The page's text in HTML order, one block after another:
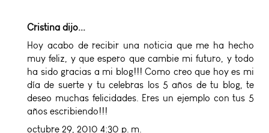
Cristina dijo...
Hoy acabo de recibir una noticia que me ha hecho
muy feliz, y que espero que cambie mi futuro, y todo
ha sido gracias a mi blog!!! Como creo que hoy es mi
día de suerte y tu celebras los 5 años de tu blog, te
deseo muchas felicidades. Eres un ejemplo con tus 5
años escribiendo!!!
octubre 29, 2010 4:30 p. m.